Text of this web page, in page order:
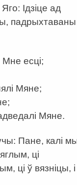
Ідзіце ад
падрыхтаваны
есці;
Мяне;
Мяне.
Пане, калі
ці
ці ў вязніцы, і